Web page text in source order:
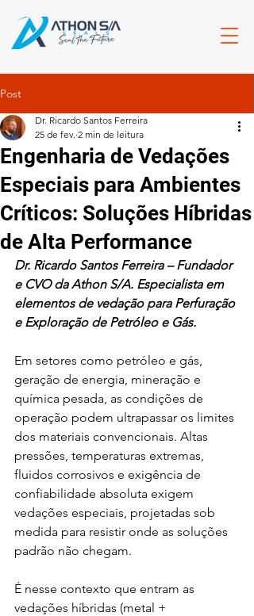
Post
Engenharia de Vedações
Especiais para Ambientes
Críticos: Soluções Híbridas
de Alta Performance
Dr. Ricardo Santos Ferreira
25 de fev. 2 min de leitura
Dr. Ricardo Santos Ferreira – Fundador
e CVO da Athon S/A. Especialista em
elementos de vedação para Perfuração
e Exploração de Petróleo e Gás.
Em setores como petróleo e gás,
geração de energia, mineração e
química pesada, as condições de
operação podem ultrapassar os limites
dos materiais convencionais. Altas
pressões, temperaturas extremas,
fluidos corrosivos e exigência de
confiabilidade absoluta exigem
vedações especiais, projetadas sob
medida para resistir onde as soluções
padrão não chegam.
É nesse contexto que entram as
vedações híbridas (metal +